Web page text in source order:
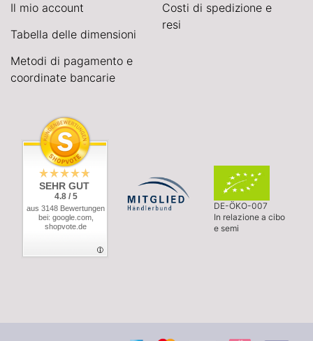
Il mio account
Tabella delle dimensioni
Metodi di pagamento e
coordinate bancarie
Costi di spedizione e
resi
SEHR GUT
4.8 / 5
aus 3148 Bewertungen
bei: google.com,
shopvote.de
DE-ÖKO-007
In relazione a cibo
e semi